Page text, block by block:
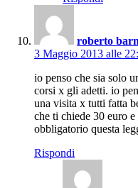
roberto
3 Maggio 2013 alle
io penso che sia solo
corsi x gli adetti. io
una visita x tutti fatta
che ti chiede 30 euro
obbligatorio questa
Rispondi